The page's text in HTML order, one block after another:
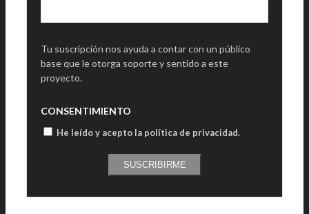
Tu suscripción nos ayuda a contar con un público
base que le otorga soporte y sentido a este
proyecto.
CONSENTIMIENTO
He leído y acepto la política de privacidad.
SUSCRIBIRME